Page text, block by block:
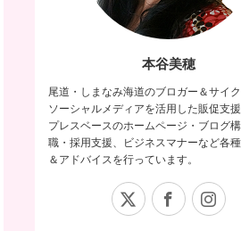
本谷美穂
尾道・しまなみ海道のブロガー＆サイク
ソーシャルメディアを活用した販促支
プレスベースのホームページ・ブログ
職・採用支援、ビジネスマナーなど各
＆アドバイスを行っています。
Facebook